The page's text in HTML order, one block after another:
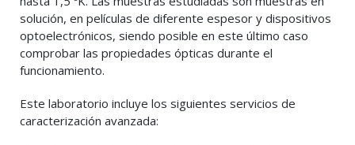
solución, en películas de diferente espesor y dispositivos
optoelectrónicos, siendo posible en este último caso
comprobar las propiedades ópticas durante el
funcionamiento.
Este laboratorio incluye los siguientes servicios de
caracterización avanzada: